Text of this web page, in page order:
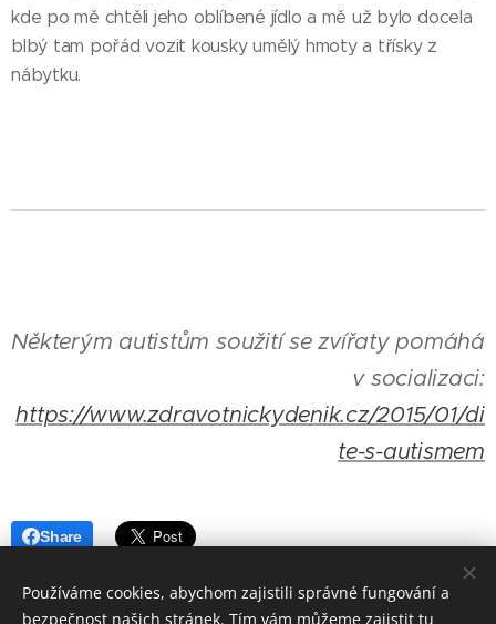
kde po mě chtěli jeho oblíbené jídlo a mě už bylo docela
blbý tam pořád vozit kousky umělý hmoty a třísky z
nábytku.
Některým autistům soužití se zvířaty pomáhá
v socializaci:
https://www.zdravotnickydenik.cz/2015/01/di
te-s-autismem
Share
Používáme cookies, abychom zajistili správné fungování a
bezpečnost našich stránek. Tím vám můžeme zajistit tu